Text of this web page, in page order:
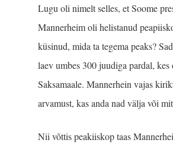
Lugu oli nimelt selles, et Soome
Mannerheim oli helistanud
küsinud, mida ta tegema peaks?
laev umbes 300 juudiga pardal, kes
Saksamaale. Mannerhein vajas
arvamust, kas anda nad välja või
Nii võttis peakiiskop taas